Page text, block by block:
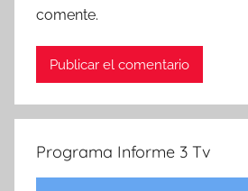
comente.
Programa Informe 3 Tv